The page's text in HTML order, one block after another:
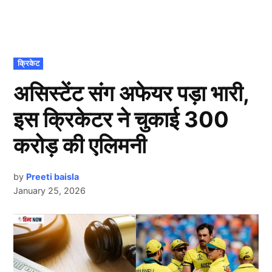
POSTED
IN
क्रिकेट
असिस्टेंट संग अफेयर पड़ा भारी,
इस क्रिकेटर ने चुकाई 300
करोड़ की एलिमनी
by Preeti baisla
January 25, 2026